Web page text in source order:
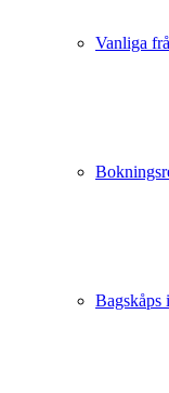
Vanliga
Bagskåps